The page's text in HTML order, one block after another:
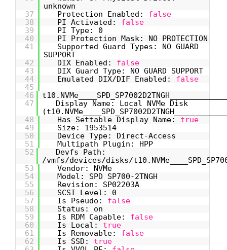
unknown
37
Protection Enabled: false
38
PI Activated: false
39
PI Type: 0
40
PI Protection Mask: NO PROTECTION
41
Supported Guard Types: NO GUARD
SUPPORT
42
DIX Enabled: false
43
DIX Guard Type: NO GUARD SUPPORT
44
Emulated DIX/DIF Enabled: false
45
46
47
Display Name: Local NVMe Disk
48
Has Settable Display Name: true
49
Size: 1953514
50
Device Type: Direct-Access
51
Multipath Plugin: HPP
52
Devfs Path:
/vmfs/devices/disks/
53
Vendor: NVMe
54
Model: SPD SP700-2TNGH
55
Revision: SP02203A
56
SCSI Level: 0
57
Is Pseudo: false
58
Status: on
59
Is RDM Capable: false
60
Is Local: true
61
Is Removable: false
62
Is SSD: true